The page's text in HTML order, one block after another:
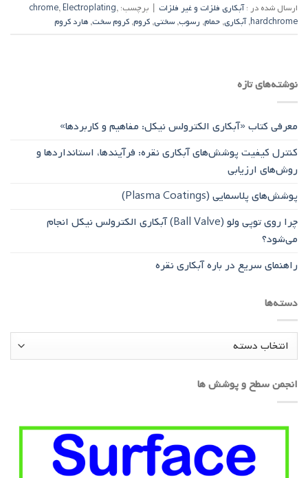
ارسال شده در :آبکاری فلزات و غیر فلزات | برچسب: chrome, Electroplating,
hardchrome
,آبکاری, حمام, رسوب, سختی, کروم, کروم سخت, هارد کروم
نوشته‌های تازه
معرفی کتاب «آبکاری الکترولس نیکل: مفاهیم و کاربردها»
کنترل کیفیت پوشش‌های آبکاری نقره: فرآیندها، استانداردها و
روش‌های ارزیابی
پوشش‌های پلاسمایی (Plasma Coatings)
چرا روی توپی‌ ولو (Ball Valve) آبکاری الکترولس نیکل انجام
می‌شود؟
راهنمای سریع در باره آبکاری نقره
دسته‌ها
دسته‌ها
انجمن سطح و پوشش ها